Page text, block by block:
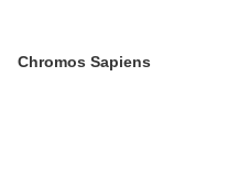
Chromos Sapiens